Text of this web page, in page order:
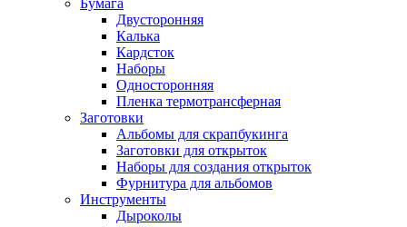
Бумага
Двусторонняя
Калька
Кардсток
Наборы
Односторонняя
Пленка термотрансферная
Заготовки
Альбомы для скрапбукинга
Заготовки для открыток
Наборы для создания открыток
Фурнитура для альбомов
Инструменты
Дыроколы